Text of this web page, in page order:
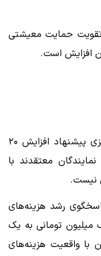
حمایت معیشتی
افزایش است.
لاهوتی توضیح داد که رئیس بانک مرکزی پیشنهاد افزایش ۲۰
معتقدند با
نیست.
افزایش ۲۰ درصدی پاسخگوی رشد هزینه‌های
تومانی به یک
با واقعیت هزینه‌های